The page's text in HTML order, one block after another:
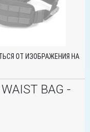
ОТ ИЗОБРАЖЕНИЯ НА
BAG -